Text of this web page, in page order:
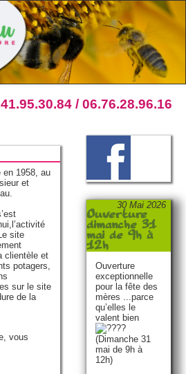
/ 06.76.28.96.16
en 1958, au
et
site
clientèle et
potagers,
sur le site
de la
vous
30 Mai 2026
Ouverture
dimanche 31
mai de 9h à
12h
Ouverture
exceptionnelle
pour la fête des
mères ...parce
qu’elles le
valent bien
(Dimanche 31
mai de 9h à
12h)